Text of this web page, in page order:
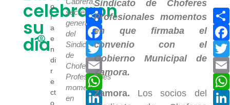
celebraron
su
día
o
r
a
e
n
di
r
e
ct
o
secretario
general
del
Sindicato
de
Choferes
Profesionales
momentos
en
Compartir
Facebook
Twitter
Email
WhatsApp
LinkedIn
Zamora. Los socios del